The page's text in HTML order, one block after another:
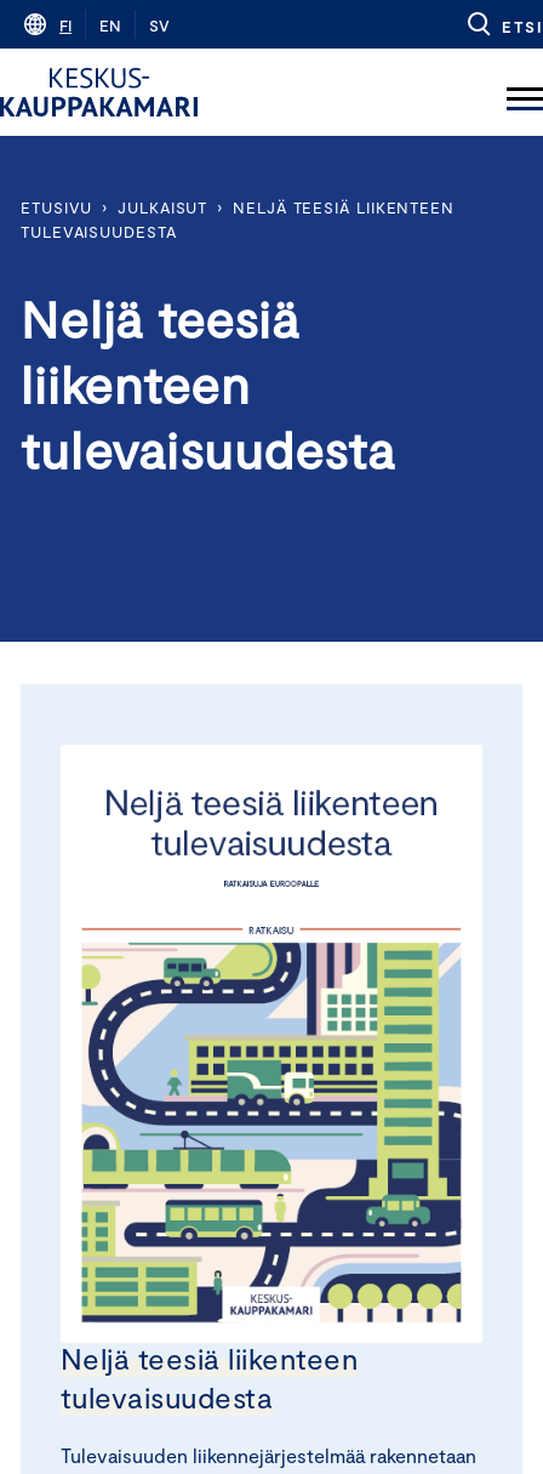
Skip
content
FI EN SV ETSI
ETUSIVU › JULKAISUT ›
NELJÄ TEESIÄ LIIKENTEEN
TULEVAISUUDESTA
Neljä teesiä
liikenteen
tulevaisuudesta
Neljä teesiä liikenteen
tulevaisuudesta
Tulevaisuuden liikennejärjestelmää rakennetaan